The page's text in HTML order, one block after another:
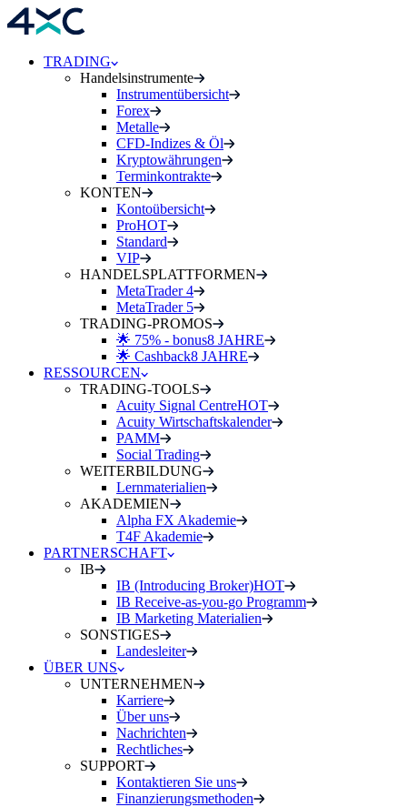
TRADING
Handelsinstrumente
Instrumentübersicht
Forex
Metalle
CFD-Indizes & Öl
Kryptowährungen
Terminkontrakte
KONTEN
Kontoübersicht
ProHOT
Standard
VIP
HANDELSPLATTFORMEN
MetaTrader 4
MetaTrader 5
TRADING-PROMOS
🌟 75% - bonus8 JAHRE
🌟 Cashback8 JAHRE
RESSOURCEN
TRADING-TOOLS
Acuity Signal CentreHOT
Acuity Wirtschaftskalender
PAMM
Social Trading
WEITERBILDUNG
Lernmaterialien
AKADEMIEN
Alpha FX Akademie
T4F Akademie
PARTNERSCHAFT
IB
IB (Introducing Broker)HOT
IB Receive-as-you-go Programm
IB Marketing Materialien
SONSTIGES
Landesleiter
ÜBER UNS
UNTERNEHMEN
Karriere
Über uns
Nachrichten
Rechtliches
SUPPORT
Kontaktieren Sie uns
Finanzierungsmethoden